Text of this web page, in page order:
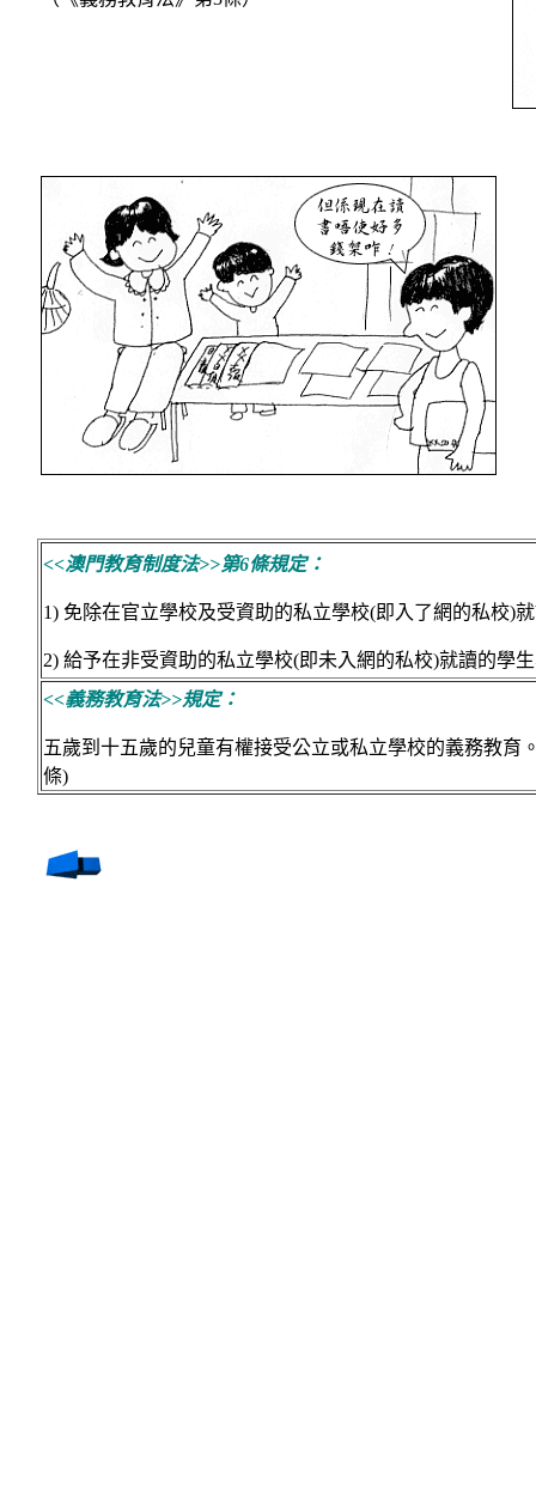
<<澳門教育制度法>>第6條規定：
1) 免除在官立學校及受資助的私立學校(即入了網的私校)
2) 給予在非受資助的私立學校(即未入網的私校)就讀的學
<<義務教育法>>規定：
五歲到十五歲的兒童有權接受公立或私立學校的義務教育
條)